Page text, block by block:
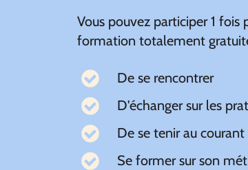
Vous pouvez participer 1 fois
formation totalement
De se rencontrer
D'échanger sur les
De se tenir au
Se former sur son